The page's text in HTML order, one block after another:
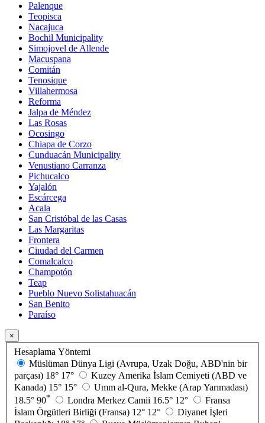
Palenque
Teopisca
Nacajuca
Bochil Municipality
Simojovel de Allende
Macuspana
Comitán
Tenosique
Villahermosa
Reforma
Jalpa de Méndez
Las Rosas
Ocosingo
Chiapa de Corzo
Cunduacán Municipality
Venustiano Carranza
Pichucalco
Yajalón
Escárcega
Acala
San Cristóbal de las Casas
Las Margaritas
Frontera
Ciıudad del Carmen
Comalcalco
Champotón
Teap
Pueblo Nuevo Solistahuacán
San Benito
Paraíso
×
Hesaplama Yöntemi
Müslüman Dünya Ligi (Avrupa, Uzak Doğu, ABD'nin bir
parçası) 18° 17°
Kuzey Amerika İslam Cemiyeti (ABD ve
Kanada) 15° 15°
Umm al-Qura, Mekke (Arap Yarımadası)
18.5° 90* Londra Merkez Camii 16.5° 12°
Fransa
İslam Örgütleri Birliği (Fransa) 12° 12°
Diyanet İşleri